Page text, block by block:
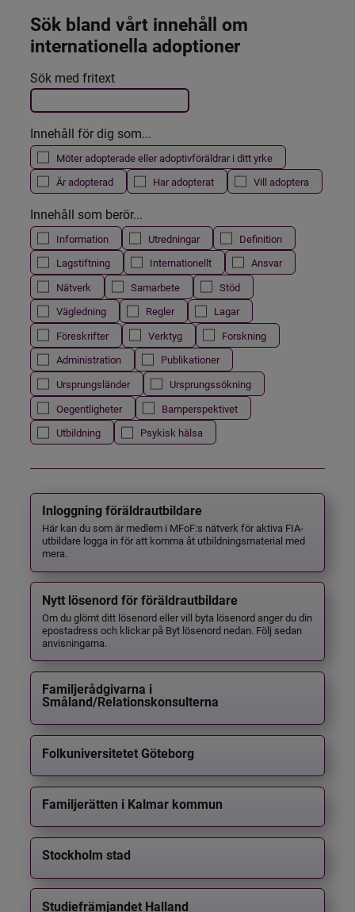
Sök bland vårt innehåll om
internationella adoptioner
Filtrera resultatet
Det här formuläret postas automatiskt
Sök med fritext
Innehåll för dig som...
Möter adopterade eller adoptivföräldrar i ditt yrke
Är adopterad
Har adopterat Vill adoptera
Innehåll som berör...
Information Utredningar
Definition
Lagstiftning
Internationellt
Ansvar
Nätverk
Samarbete
Stöd
Vägledning
Regler
Lagar
Föreskrifter
Verktyg
Forskning
Administration
Publikationer
Ursprungsländer
Ursprungssökning
Oegentligheter
Barnperspektivet
Utbildning
Psykisk hälsa
Inloggning föräldrautbildare
Här kan du som är medlem i MFoF:s nätverk för aktiva FIA-
utbildare logga in för att komma åt utbildningsmaterial med
mera.
Nytt lösenord för föräldrautbildare
Om du glömt ditt lösenord eller vill byta lösenord anger du din
epostadress och klickar på Byt lösenord nedan. Följ sedan
anvisningarna.
Familjerådgivarna i
Småland/Relationskonsulterna
Folkuniversitetet Göteborg
Familjerätten i Kalmar kommun
Stockholm stad
Studiefrämjandet Halland